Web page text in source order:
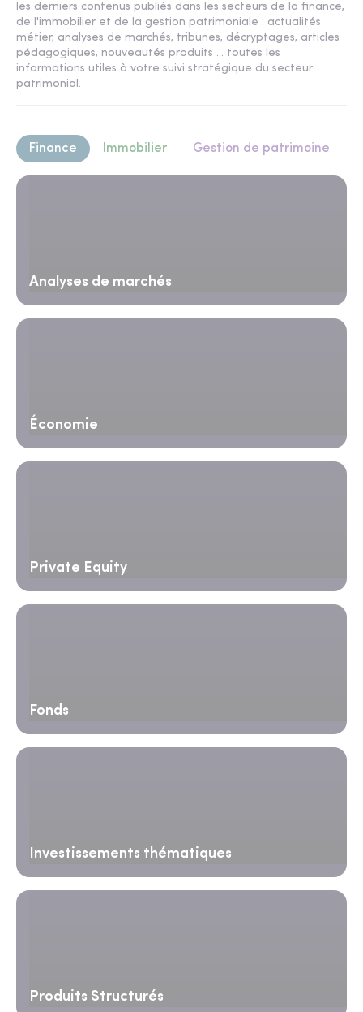
les derniers contenus publiés dans les secteurs de la finance,
de l'immobilier et de la gestion patrimoniale : actualités
métier, analyses de marchés, tribunes, décryptages, articles
pédagogiques, nouveautés produits ... toutes les
informations utiles à votre suivi stratégique du secteur
patrimonial.
Finance Immobilier Gestion de patrimoine
Analyses de marchés
Économie
Private Equity
Fonds
Investissements thématiques
Produits Structurés